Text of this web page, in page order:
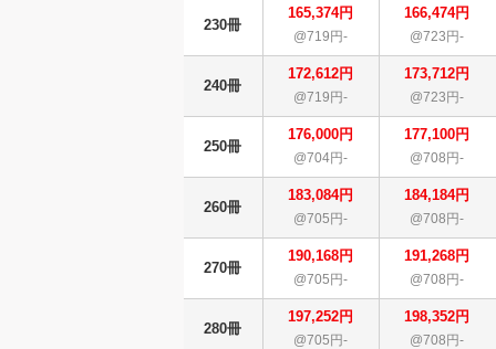
230冊
165,374円
@719円-
166,474円
@723円-
240冊
172,612円
@719円-
173,712円
@723円-
250冊
176,000円
@704円-
177,100円
@708円-
260冊
183,084円
@705円-
184,184円
@708円-
270冊
190,168円
@705円-
191,268円
@708円-
280冊
197,252円
@705円-
198,352円
@708円-